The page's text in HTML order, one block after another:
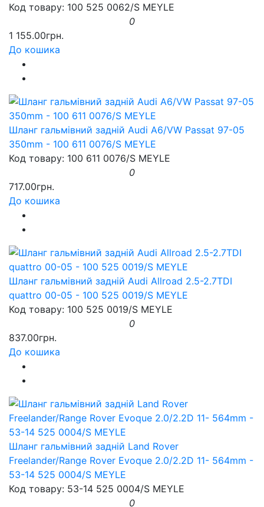
Код товару: 100 525 0062/S MEYLE
0
1 155.00грн.
До кошика
Шланг гальмівний задній Audi A6/VW Passat 97-05
350mm - 100 611 0076/S MEYLE
Код товару: 100 611 0076/S MEYLE
0
717.00грн.
До кошика
Шланг гальмівний задній Audi Allroad 2.5-2.7TDI
quattro 00-05 - 100 525 0019/S MEYLE
Код товару: 100 525 0019/S MEYLE
0
837.00грн.
До кошика
Шланг гальмівний задній Land Rover
Freelander/Range Rover Evoque 2.0/2.2D 11- 564mm -
53-14 525 0004/S MEYLE
Код товару: 53-14 525 0004/S MEYLE
0